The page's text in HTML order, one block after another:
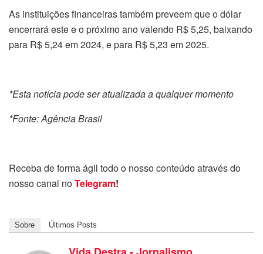
As instituições financeiras também preveem que o dólar
encerrará este e o próximo ano valendo R$ 5,25, baixando
para R$ 5,24 em 2024, e para R$ 5,23 em 2025.
*Esta notícia pode ser atualizada a qualquer momento
*Fonte: Agência Brasil
Receba de forma ágil todo o nosso conteúdo através do
nosso canal noTelegram!
Sobre Últimos Posts